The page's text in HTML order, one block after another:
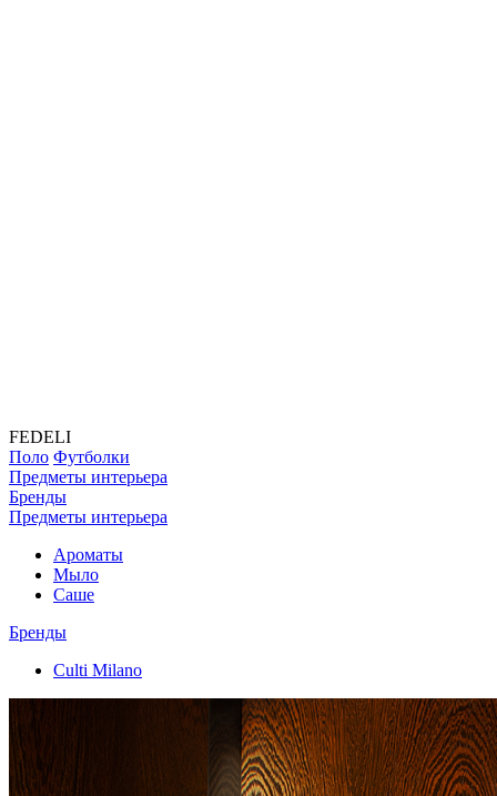
FEDELI
Поло Футболки
Предметы интерьера
Бренды
Предметы интерьера
Ароматы
Мыло
Саше
Бренды
Culti Milano